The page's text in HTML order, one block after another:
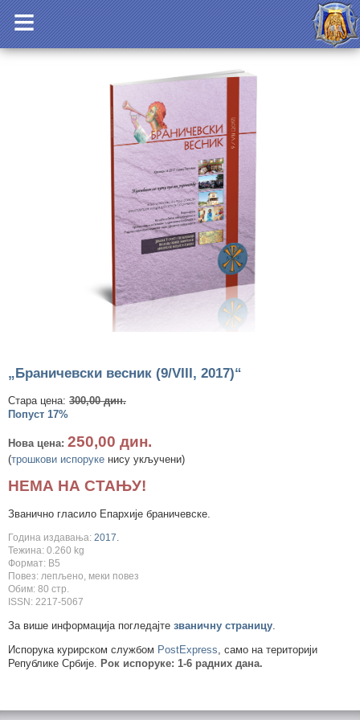
„Браничевски весник (9/VIII, 2017)“
Стара цена: 300,00 дин.
Попуст 17%
Нова цена: 250,00 дин.
(трошкови испоруке нису укључени)
НЕМА НА СТАЊУ!
Званично гласило Епархије браничевске.
Година издавања: 2017.
Тежина: 0.260 kg
Формат: B5
Повез: лепљено, меки повез
Обим: 80 стр.
ISSN: 2217-5067
За више информација погледајте званичну страницу
Испорука курирском службом PostExpress , само на територији
Републике Србије. Рок испоруке: 1-6 радних дана.